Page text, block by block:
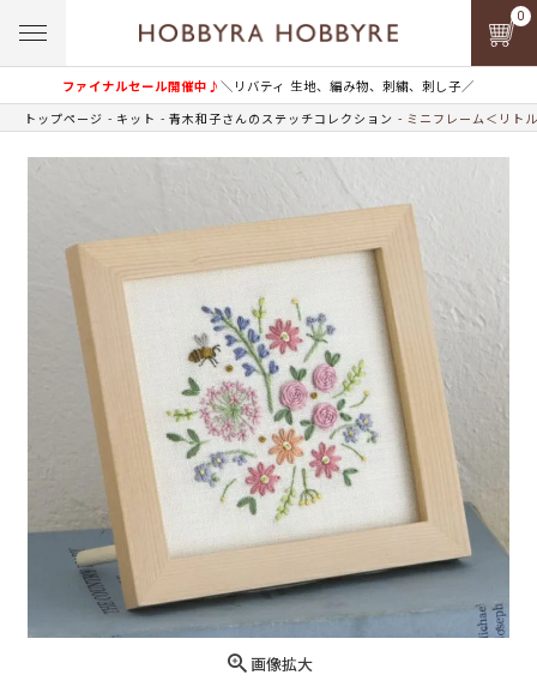
ファイナルセール開催中♪＼リバティ 生地、編み物、刺繍、刺し子／
0
トップページ キット 青木和子さんのステッチコレクション ミニフレーム＜リト
画像拡大